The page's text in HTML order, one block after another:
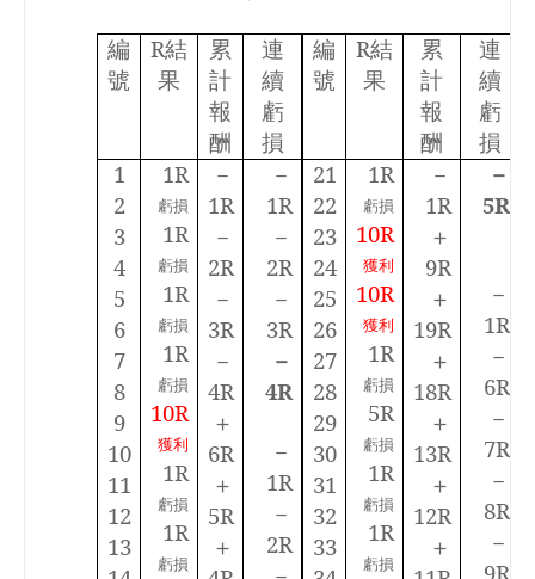
編
號
R結
果
累
計
報
酬
連
續
虧
損
編
號
R結
果
累
計
報
酬
連
續
虧
損
1
2
3
4
5
6
7
8
9
10
11
12
13
1R
虧損
1R
虧損
1R
虧損
1R
虧損
10R
獲利
1R
虧損
1R
虧損
－
1R
－
2R
－
3R
－
4R
＋
6R
＋
5R
＋
－
1R
－
2R
－
3R
－
4R
－
1R
－
2R
21
22
23
24
25
26
27
28
29
30
31
32
33
1R
虧損
10R
獲利
10R
獲利
1R
虧損
5R
虧損
1R
虧損
1R
虧損
－
1R
＋
9R
＋
19R
＋
18R
＋
13R
＋
12R
＋
－
5R
－
1R
－
6R
－
7R
－
8R
－
9R